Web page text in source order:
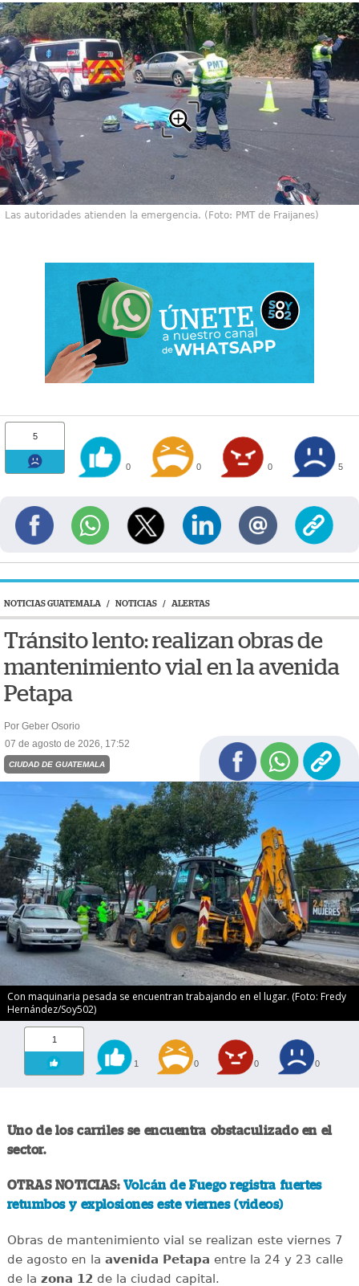
Las autoridades atienden la emergencia. (Foto: PMT de Fraijanes)
5
0 0 0 5
NOTICIAS GUATEMALA / NOTICIAS / ALERTAS
Tránsito lento: realizan obras de
mantenimiento vial en la avenida
Petapa
Por Geber Osorio
07 de agosto de 2026, 17:52
CIUDAD DE GUATEMALA
Con maquinaria pesada se encuentran trabajando en el lugar. (Foto: Fredy
Hernández/Soy502)
1
1 0 0 0
Uno de los carriles se encuentra obstaculizado en el
sector.
OTRAS NOTICIAS: Volcán de Fuego registra fuertes
retumbos y explosiones este viernes (videos)
Obras de mantenimiento vial se realizan este viernes 7
de agosto en la avenida Petapa entre la 24 y 23 calle
de la zona 12de la ciudad capital.